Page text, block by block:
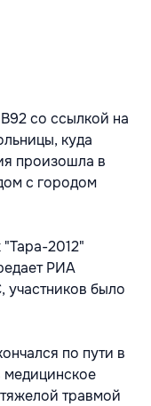
со ссылкой на
куда
произошла в
с городом
2012"
РИА
было
по пути в
медицинское
травмой